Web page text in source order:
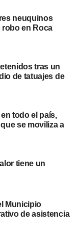
neuquinos
en Roca
tras un
de tatuajes de
todo el país,
se moviliza a
tiene un
Municipio
de asistencia